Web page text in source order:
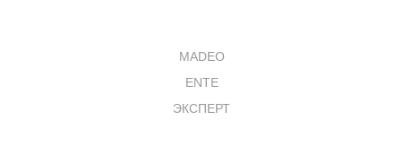
MADEO
ENTE
ЭКСПЕРТ